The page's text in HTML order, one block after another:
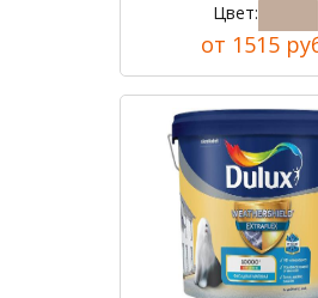
Цвет:
от 1515